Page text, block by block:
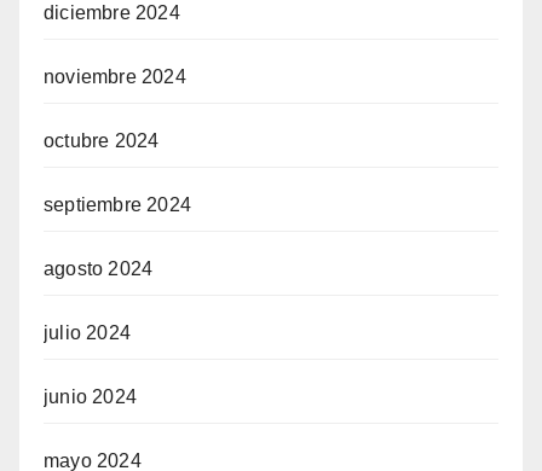
diciembre 2024
noviembre 2024
octubre 2024
septiembre 2024
agosto 2024
julio 2024
junio 2024
mayo 2024